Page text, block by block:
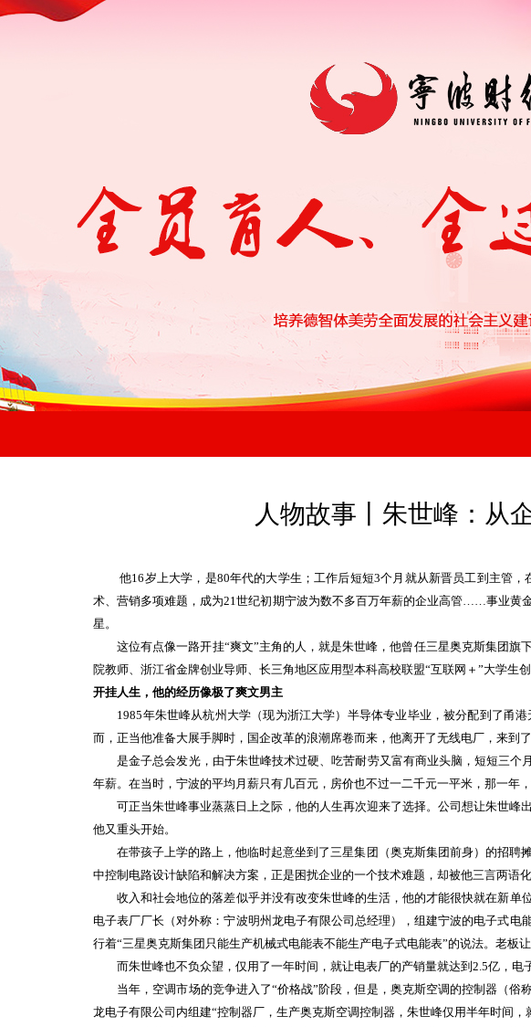
人物故事丨朱世峰：从
他16岁上大学，是80年代的大学生；工作后短短3个月就从新晋员工到主管
术、营销多项难题，成为21世纪初期宁波为数不多百万年薪的企业高管……事业黄
星。
这位有点像一路开挂“爽文”主角的人，就是朱世峰，他曾任三星奥克斯集团旗
院教师、浙江省金牌创业导师、长三角地区应用型本科高校联盟“互联网＋”大学生
开挂人生，他的经历像极了爽文男主
1985年朱世峰从杭州大学（现为浙江大学）半导体专业毕业，被分配到了甬港
而，正当他准备大展手脚时，国企改革的浪潮席卷而来，他离开了无线电厂，来到了
是金子总会发光，由于朱世峰技术过硬、吃苦耐劳又富有商业头脑，短短三个
年薪。在当时，宁波的平均月薪只有几百元，房价也不过一二千元一平米，那一年，
可正当朱世峰事业蒸蒸日上之际，他的人生再次迎来了选择。公司想让朱世峰
他又重头开始。
在带孩子上学的路上，他临时起意坐到了三星集团（奥克斯集团前身）的招聘
中控制电路设计缺陷和解决方案，正是困扰企业的一个技术难题，却被他三言两语化
收入和社会地位的落差似乎并没有改变朱世峰的生活，他的才能很快就在新单
电子表厂厂长（对外称：宁波明州龙电子有限公司总经理），组建宁波的电子式
行着“三星奥克斯集团只能生产机械式电能表不能生产电子式电能表”的说法。老板
而朱世峰也不负众望，仅用了一年时间，就让电表厂的产销量就达到2.5亿，电
当年，空调市场的竞争进入了“价格战”阶段，但是，奥克斯空调的控制器（俗
龙电子有限公司内组建“控制器厂，生产奥克斯空调控制器，朱世峰仅用半年时间